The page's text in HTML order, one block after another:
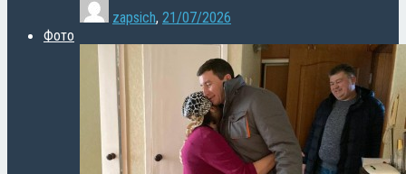
zapsich, 21/07/2026
Фото